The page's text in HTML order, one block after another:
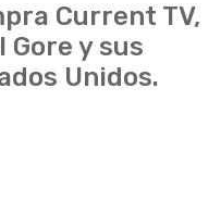
Current TV,
y sus
Unidos.